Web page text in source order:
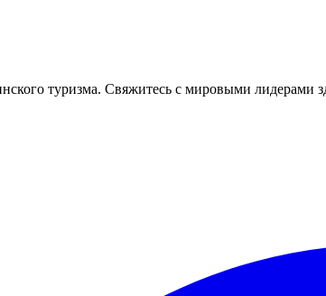
туризма. Свяжитесь с мировыми лидерами